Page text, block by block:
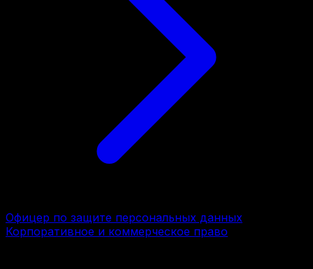
Офицер по защите персональных данных
Корпоративное и коммерческое право